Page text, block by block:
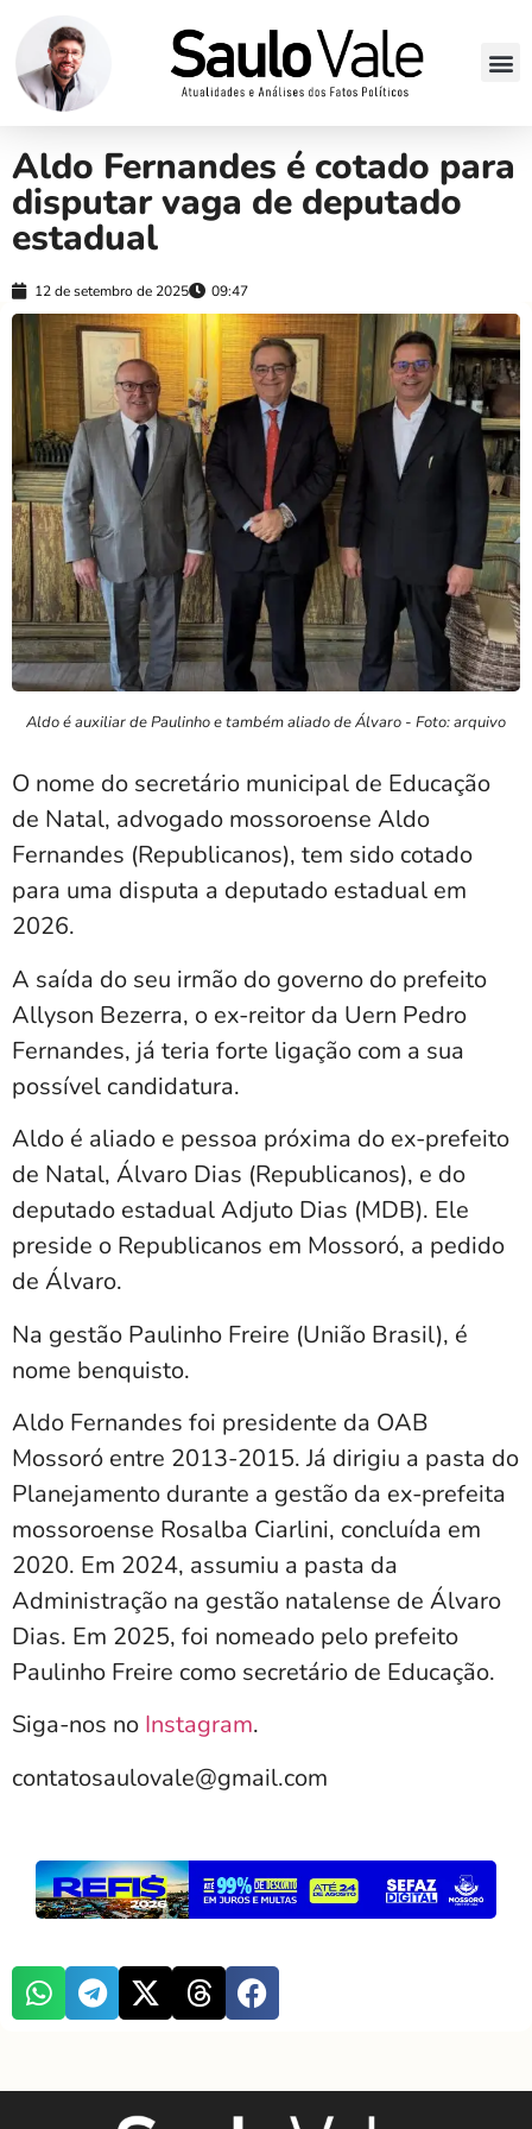
Aldo Fernandes é cotado para
disputar vaga de deputado
estadual
12 de setembro de 2025 09:47
Aldo é auxiliar de Paulinho e também aliado de Álvaro - Foto: arquivo
O nome do secretário municipal de Educação
de Natal, advogado mossoroense Aldo
Fernandes (Republicanos), tem sido cotado
para uma disputa a deputado estadual em
2026.
A saída do seu irmão do governo do prefeito
Allyson Bezerra, o ex-reitor da Uern Pedro
Fernandes, já teria forte ligação com a sua
possível candidatura.
Aldo é aliado e pessoa próxima do ex-prefeito
de Natal, Álvaro Dias (Republicanos), e do
deputado estadual Adjuto Dias (MDB). Ele
preside o Republicanos em Mossoró, a pedido
de Álvaro.
Na gestão Paulinho Freire (União Brasil), é
nome benquisto.
Aldo Fernandes foi presidente da OAB
Mossoró entre 2013-2015. Já dirigiu a pasta do
Planejamento durante a gestão da ex-prefeita
mossoroense Rosalba Ciarlini, concluída em
2020. Em 2024, assumiu a pasta da
Administração na gestão natalense de Álvaro
Dias. Em 2025, foi nomeado pelo prefeito
Paulinho Freire como secretário de Educação.
Siga-nos no Instagram.
contatosaulovale@gmail.com